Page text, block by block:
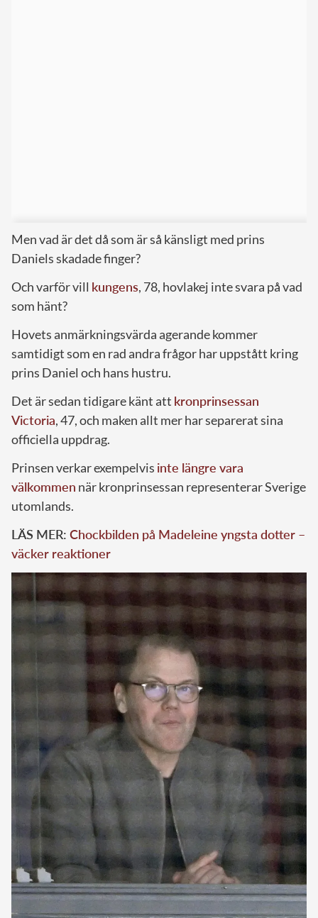
Men vad är det då som är så känsligt med prins
Daniels skadade finger?
Och varför vill kungens, 78, hovlakej inte svara på vad
som hänt?
Hovets anmärkningsvärda agerande kommer
samtidigt som en rad andra frågor har uppstått kring
prins Daniel och hans hustru.
Det är sedan tidigare känt att kronprinsessan
Victoria, 47, och maken allt mer har separerat sina
officiella uppdrag.
Prinsen verkar exempelvis inte längre vara
välkommen när kronprinsessan representerar Sverige
utomlands.
LÄS MER: Chockbilden på Madeleine yngsta dotter –
väcker reaktioner